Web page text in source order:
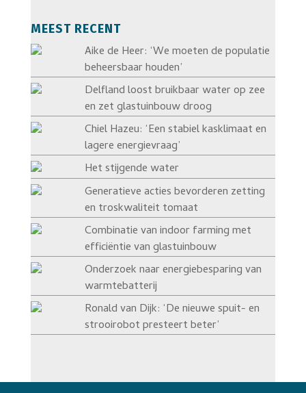
MEEST RECENT
Aike de Heer: ‘We moeten de populatie
beheersbaar houden’
Delfland loost bruikbaar water op zee
en zet glastuinbouw droog
Chiel Hazeu: ‘Een stabiel kasklimaat en
lagere energievraag’
Het stijgende water
Generatieve acties bevorderen zetting
en troskwaliteit tomaat
Combinatie van indoor farming met
efficiëntie van glastuinbouw
Onderzoek naar energiebesparing van
warmtebatterij
Ronald van Dijk: ‘De nieuwe spuit- en
strooirobot presteert beter’